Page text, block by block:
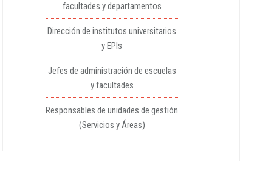
facultades y departamentos
Dirección de institutos universitarios
y EPIs
Jefes de administración de escuelas
y facultades
Responsables de unidades de gestión
(Servicios y Áreas)